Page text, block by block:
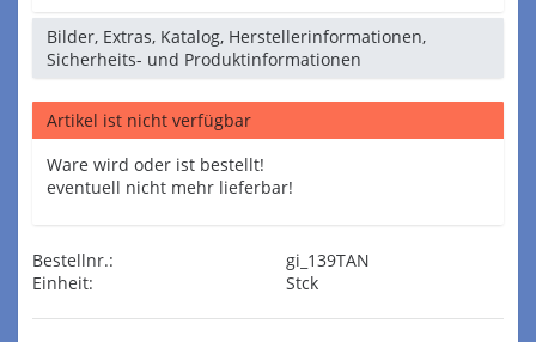
Bilder, Extras, Katalog, Herstellerinformationen,
Sicherheits- und Produktinformationen
Artikel ist nicht verfügbar
Ware wird oder ist bestellt!
eventuell nicht mehr lieferbar!
Bestellnr.:
gi_139TAN
Einheit:
Stck